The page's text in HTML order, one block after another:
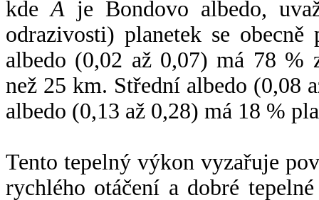
kdeA je Bondovo albedo,
odrazivosti) planetek se
albedo (0,02 až 0,07) má 78 %
než 25 km. Střední albedo (0,08
albedo (0,13 až 0,28) má 18 %
Tento tepelný výkon vyzařuje
rychlého otáčení a dobré